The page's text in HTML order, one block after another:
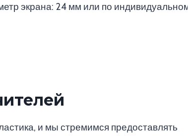
экрана: 24 мм или по
и мы стремимся предоставлять